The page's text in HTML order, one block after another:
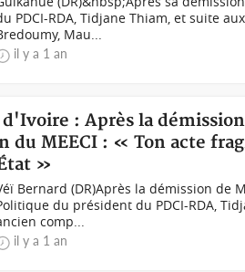
PDCI-RDA, Tidjane Thiam, et suite
Mau...
il y a 1 an
d'Ivoire : Après la
du MEECI : « Ton acte
»
Bernard (DR)Après la démission de
du président du PDCI-RDA,
comp...
il y a 1 an